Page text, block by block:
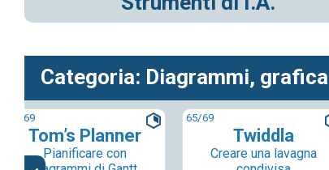
Categoria: Diagrammi,
/69
Tom’s Planner
Pianificare con
65/69
Twiddla
Creare una lavagna